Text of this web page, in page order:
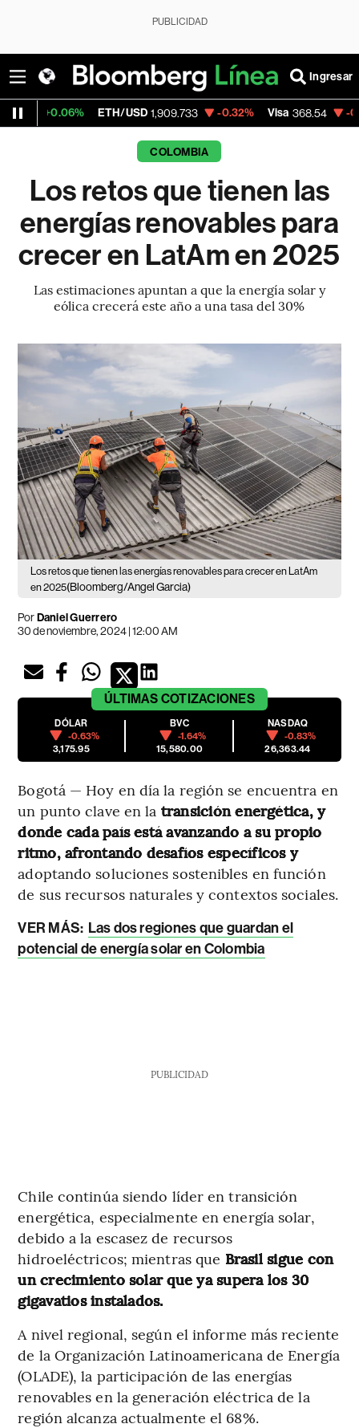
PUBLICIDAD
Ingresar
ETH/USD 1,909.733 -0.32% Visa 368.54 -0.28%
COLOMBIA
Los retos que tienen las
energías renovables para
crecer en LatAm en 2025
Las estimaciones apuntan a que la energía solar y
eólica crecerá este año a una tasa del 30%
Los retos que tienen las energías renovables para crecer en LatAm
en 2025(Bloomberg/Angel Garcia)
PorDaniel Guerrero
30 de noviembre, 2024 | 12:00 AM
ÚLTIMAS COTIZACIONES
DÓLAR
-0.63%
3,175.95
BVC
-1.64%
15,580.00
NASDAQ
-0.83%
26,363.44
Bogotá — Hoy en día la región se encuentra en
un punto clave en la transición energética, y
donde cada país está avanzando a su propio
ritmo, afrontando desafíos específicos y
adoptando soluciones sostenibles en función
de sus recursos naturales y contextos sociales.
VER MÁS: Las dos regiones que guardan el
potencial de energía solar en Colombia
PUBLICIDAD
Chile continúa siendo líder en transición
energética, especialmente en energía solar,
debido a la escasez de recursos
hidroeléctricos; mientras que Brasil sigue con
un crecimiento solar que ya supera los 30
gigavatios instalados.
A nivel regional, según el informe más reciente
de la Organización Latinoamericana de Energía
(OLADE), la participación de las energías
renovables en la generación eléctrica de la
región alcanza actualmente el 68%.